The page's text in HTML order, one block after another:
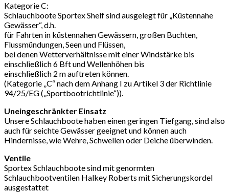
Kategorie C:
Schlauchboote Sportex Shelf sind ausgelegt für „Küstennahe
Gewässer“, d.h.
für Fahrten in küstennahen Gewässern, großen Buchten,
Flussmündungen, Seen und Flüssen,
bei denen Wetterverhältnisse mit einer Windstärke bis
einschließlich 6 Bft und Wellenhöhen bis
einschließlich 2 m auftreten können.
(Kategorie „C“ nach dem Anhang I zu Artikel 3 der Richtlinie
94/25/EG („Sportbootrichtlinie“)).
Uneingeschränkter Einsatz
Unsere Schlauchboote haben einen geringen Tiefgang, sind also
auch für seichte Gewässer geeignet und können auch
Hindernisse, wie Wehre, Schwellen oder Deiche überwinden.
Ventile
Sportex Schlauchboote sind mit genormten
Schlauchbootventilen Halkey Roberts mit Sicherungskordel
ausgestattet